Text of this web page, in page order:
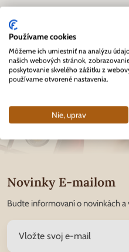
Novinky E-mailom
Budte informovaní o novinkách
Používame cookies
Môžeme ich umiestniť na analýzu
našich webových stránok,
poskytovanie skvelého zážitku z
používame otvorené nastavenia.
Nie, uprav